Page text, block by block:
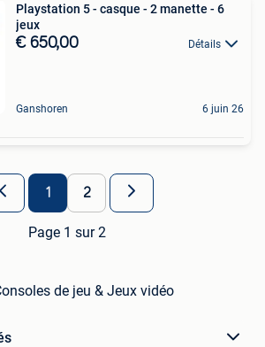
Playstation 5 - casque - 2 manette - 6
jeux
€ 650,00 Détails
Ganshoren 6 juin 26
1 2
Page 1 sur 2
de jeu & Jeux vidéo